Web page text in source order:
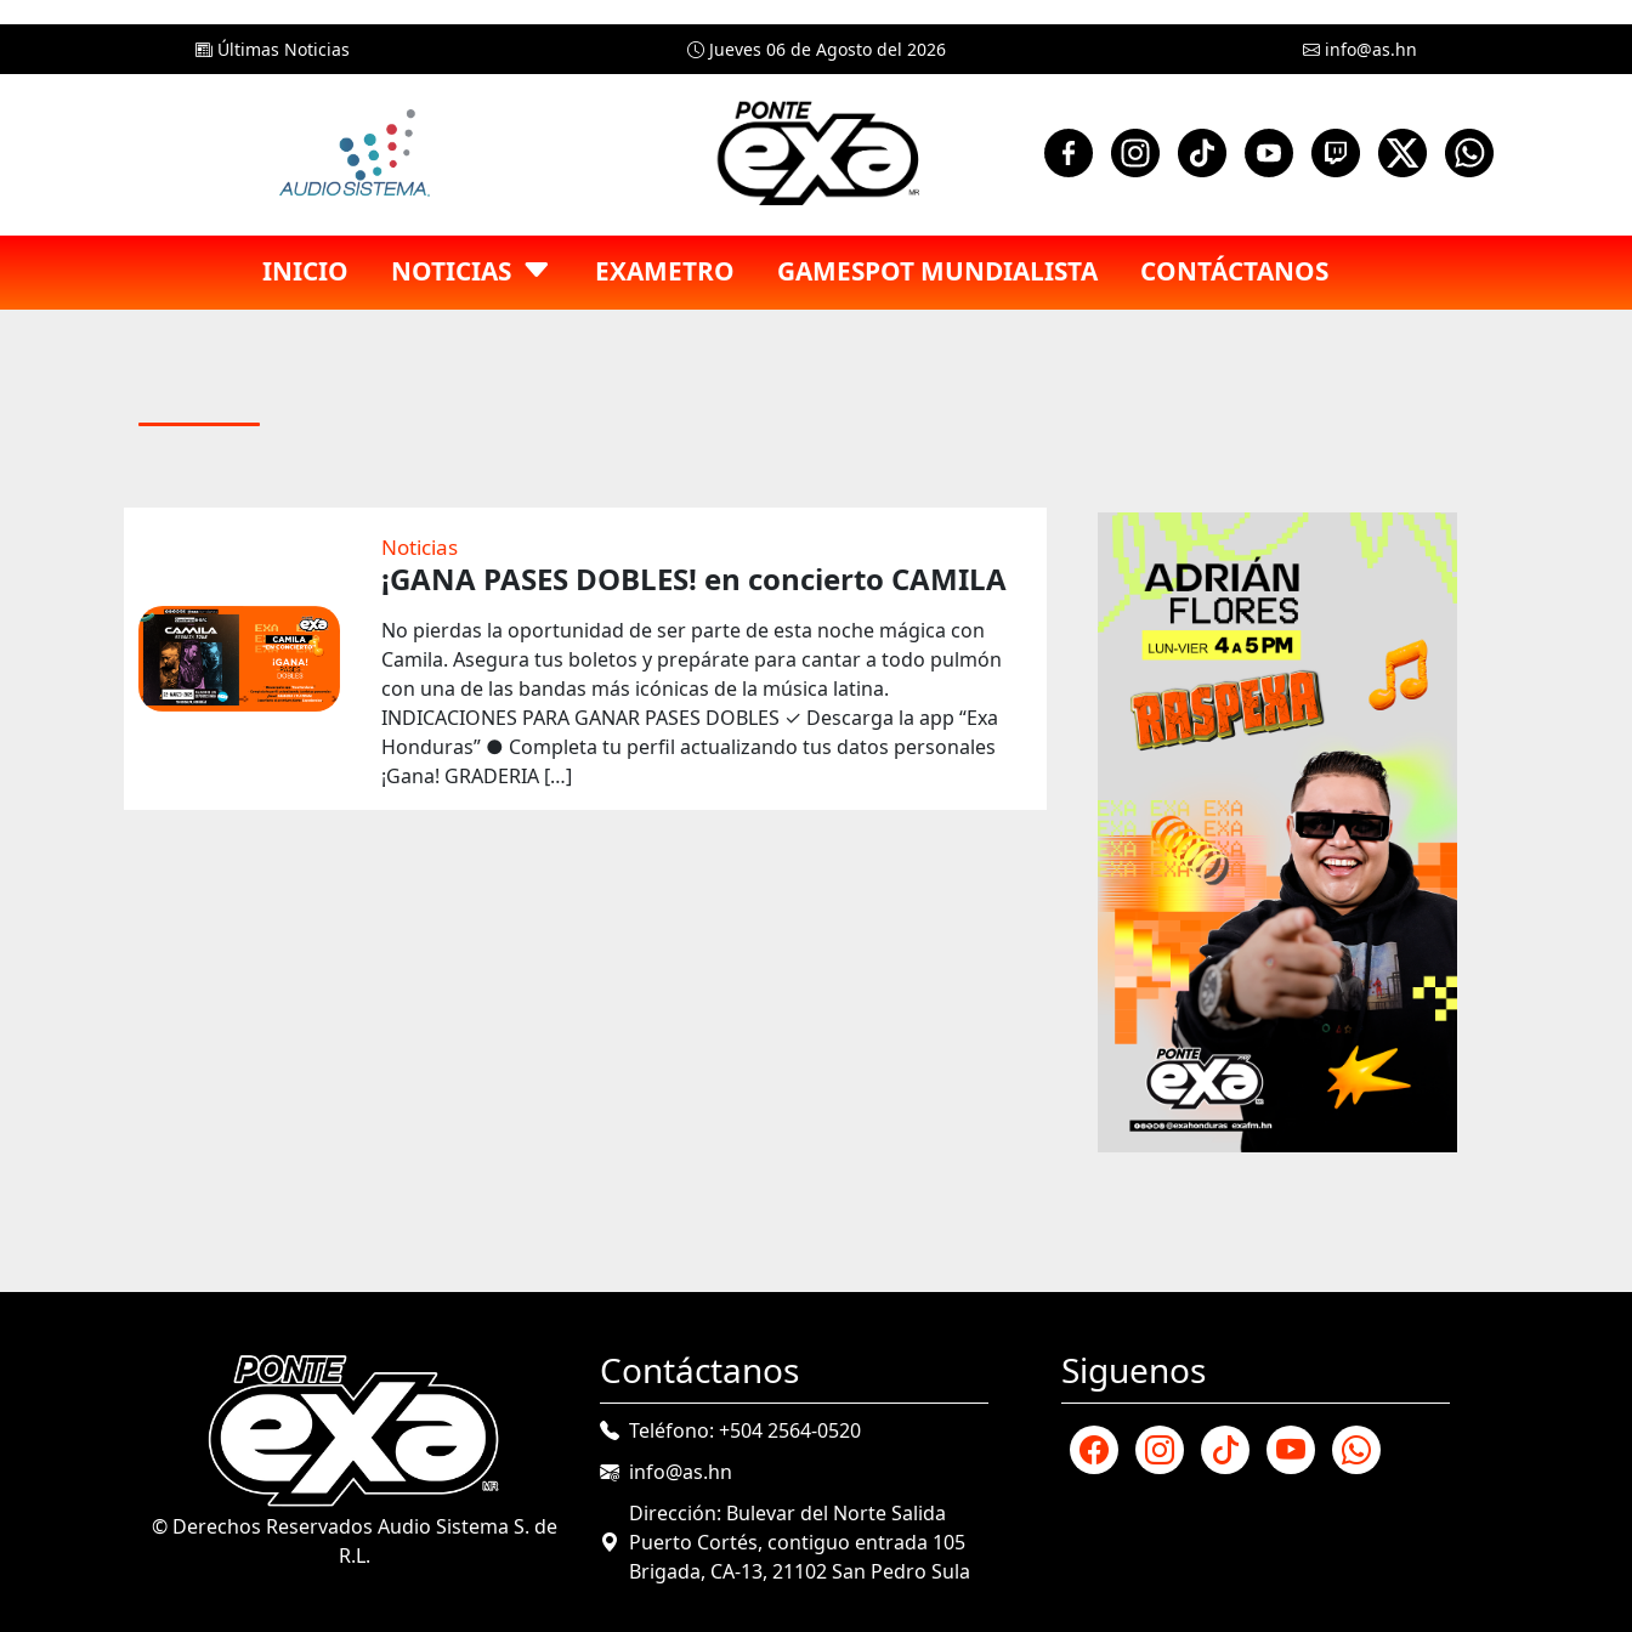
Últimas Noticias Jueves 06 de Agosto del 2026 info@as.hn
INICIO NOTICIAS EXAMETRO GAMESPOT MUNDIALISTA CONTÁCTANOS
Noticias
¡GANA PASES DOBLES! en concierto CAMILA
No pierdas la oportunidad de ser parte de esta noche mágica con
Camila. Asegura tus boletos y prepárate para cantar a todo pulmón
con una de las bandas más icónicas de la música latina.
INDICACIONES PARA GANAR PASES DOBLES ✓ Descarga la app “Exa
Honduras” ● Completa tu perfil actualizando tus datos personales
¡Gana! GRADERIA […]
© Derechos Reservados Audio Sistema S. de
R.L.
Contáctanos
Teléfono: +504 2564-0520
info@as.hn
Dirección: Bulevar del Norte Salida
Puerto Cortés, contiguo entrada 105
Brigada, CA-13, 21102 San Pedro Sula
Siguenos